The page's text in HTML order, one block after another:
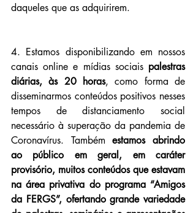
daqueles que as adquirirem.
4. Estamos disponibilizando em nossos
canais online e mídias sociais palestras
diárias, às 20 horas, como forma de
disseminarmos conteúdos positivos nesses
tempos de distanciamento social
necessário à superação da pandemia de
Coronavírus. Também estamos abrindo
ao público em geral, em caráter
provisório, muitos conteúdos que estavam
na área privativa do programa “Amigos
da FERGS”, ofertando grande variedade